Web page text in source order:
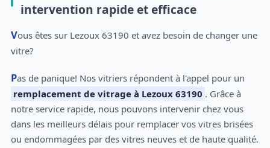
intervention rapide et efficace
Vous êtes sur Lezoux 63190 et avez besoin de changer une
vitre?
Pas de panique! Nos vitriers répondent à l'appel pour un
remplacement de vitrage à Lezoux 63190 . Grâce à
notre service rapide, nous pouvons intervenir chez vous
dans les meilleurs délais pour remplacer vos vitres brisées
ou endommagées par des vitres neuves et de haute qualité.